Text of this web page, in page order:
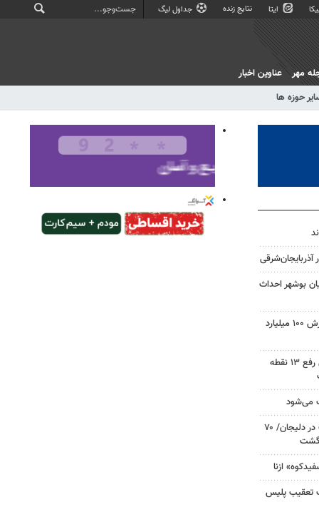
ایتا نتایج زنده جداول لیگ
حوزه ها
مهر عناوین اخبار
بوشهر احداث
تاجره: ۱۰ تن کالای قاچاق به ارزش ۱۰۰ میلیارد
ضرب الاجل مدعی العموم برای رفع ۱۳ نقطه
می‌شود
رشد ۳۰۰ درصدی کشف سرقت در دلیجان/ ۷۰
ازنا
تعقیب پلیس